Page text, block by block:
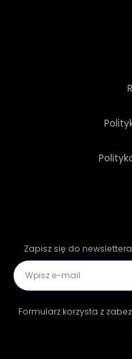
Zapisz się do newslettera
Formularz korzysta z